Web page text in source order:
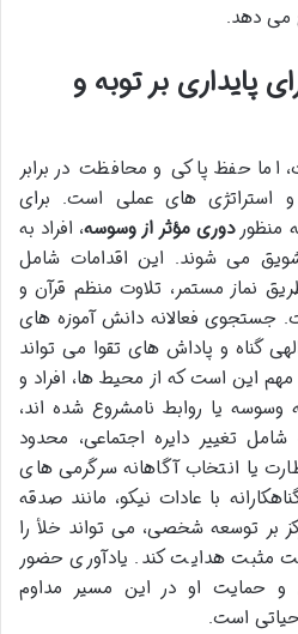
می دهد.
پایداری بر توبه و
اما حفظ پاکی و محافظت در برابر
استراتژی های عملی است. برای
منظوردوری مؤثر از وسوسه، افراد به
می شوند. این اقدامات شامل
نماز مستمر، تلاوت منظم قرآن و
جستجوی فعالانه دانش آموزه های
گناه و پاداش های تقوا می تواند
مهم این است که از محیط ها، افراد و
وسوسه یا روابط نامشروع شده اند،
تغییر دایره اجتماعی، محدود
یا انتخاب آگاهانه سرگرمی های
با عادات نیکو، مانند صدقه
بر توسعه شخصی، می تواند خلأ را
مثبت هدایت کند. یادآوری حضور
و حمایت او در این مسیر مداوم
است.